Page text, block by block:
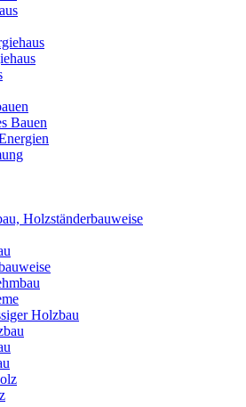
Bauen
Holzständerbauweise
Holzbau